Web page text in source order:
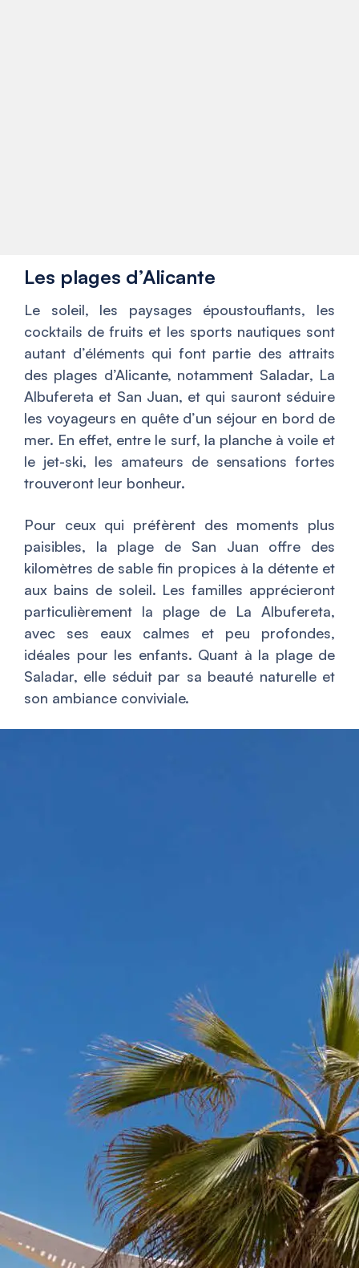
Les plages d’Alicante
Le soleil, les paysages époustouflants, les
cocktails de fruits et les sports nautiques sont
autant d’éléments qui font partie des attraits
des plages d’Alicante, notamment Saladar, La
Albufereta et San Juan, et qui sauront séduire
les voyageurs en quête d’un séjour en bord de
mer. En effet, entre le surf, la planche à voile et
le jet-ski, les amateurs de sensations fortes
trouveront leur bonheur.
Pour ceux qui préfèrent des moments plus
paisibles, la plage de San Juan offre des
kilomètres de sable fin propices à la détente et
aux bains de soleil. Les familles apprécieront
particulièrement la plage de La Albufereta,
avec ses eaux calmes et peu profondes,
idéales pour les enfants. Quant à la plage de
Saladar, elle séduit par sa beauté naturelle et
son ambiance conviviale.